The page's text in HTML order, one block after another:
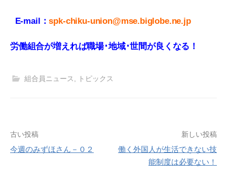
E-mail：spk-chiku-union@mse.biglobe.ne.jp
労働組合が増えれば職場･地域･世間が良くなる！
組合員ニュース, トピックス
投
稿
古い投稿
今週のみずほさん－０２
新しい投稿
働く外国人が生活できない技
能制度は必要ない！